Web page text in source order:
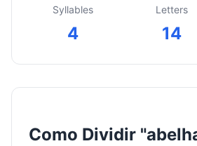
Syllables
4
Letters
14
Como Dividir